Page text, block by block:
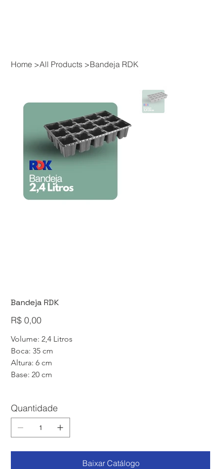
Home >All Products >Bandeja RDK
Bandeja RDK
Preço
R$ 0,00
Volume: 2,4 Litros
Boca: 35 cm
Altura: 6 cm
Base: 20 cm
Quantidade
Baixar Catálogo